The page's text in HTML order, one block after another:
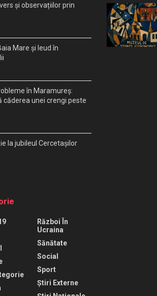
și observațiilor prin
Mare și Ieud în
în Maramureș:
căderea unei crengi peste
la jubileul Cercetașilor
Război În
Ucraina
Sănătate
Social
Sport
Știri Externe